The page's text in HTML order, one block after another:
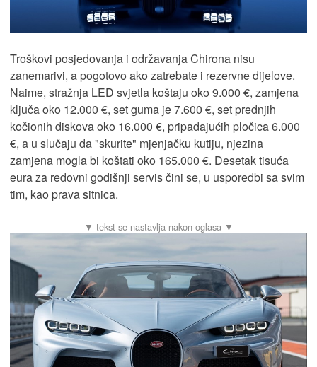
Troškovi posjedovanja i održavanja Chirona nisu
zanemarivi, a pogotovo ako zatrebate i rezervne dijelove.
Naime, stražnja LED svjetla koštaju oko 9.000 €, zamjena
ključa oko 12.000 €, set guma je 7.600 €, set prednjih
kočionih diskova oko 16.000 €, pripadajućih pločica 6.000
€, a u slučaju da "skurite" mjenjačku kutiju, njezina
zamjena mogla bi koštati oko 165.000 €. Desetak tisuća
eura za redovni godišnji servis čini se, u usporedbi sa svim
tim, kao prava sitnica.